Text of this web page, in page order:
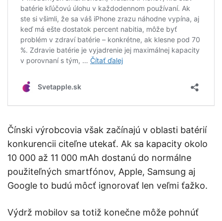
Čínski výrobcovia však začínajú v oblasti batérií
konkurencii citeľne utekať. Ak sa kapacity okolo
10 000 až 11 000 mAh dostanú do normálne
použiteľných smartfónov, Apple, Samsung aj
Google to budú môcť ignorovať len veľmi ťažko.
Výdrž mobilov sa totiž konečne môže pohnúť